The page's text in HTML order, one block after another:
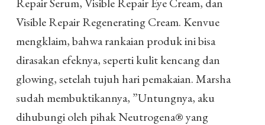
Visible Repair Regenerating Cream. Kenvue
mengklaim, bahwa rankaian produk ini bisa
dirasakan efeknya, seperti kulit kencang dan
glowing, setelah tujuh hari pemakaian. Marsha
sudah membuktikannya, ”Untungnya, aku
dihubungi oleh pihak Neutrogena® yang